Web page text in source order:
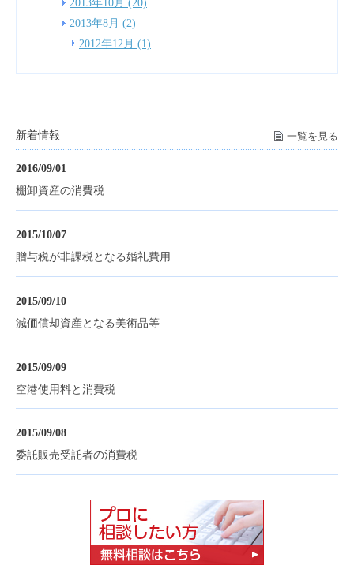
新着情報 一覧を見る
2016/09/01
棚卸資産の消費税
2015/10/07
贈与税が非課税となる婚礼費用
2015/09/10
減価償却資産となる美術品等
2015/09/09
空港使用料と消費税
2015/09/08
委託販売受託者の消費税
2013年8月 (2)
2012年12月 (1)